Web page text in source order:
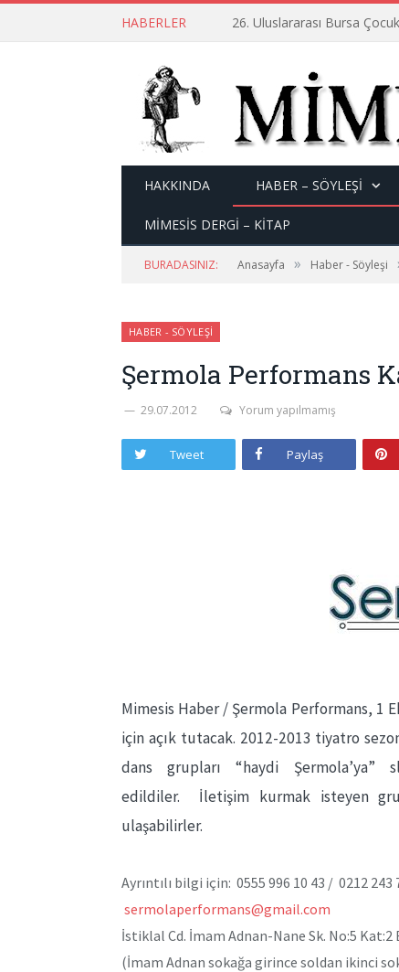
HABERLER 26. Uluslararası Bursa
HAKKINDA HABER – SÖYLEŞI
MİMESİS DERGİ – KİTAP
BURADASINIZ: Anasayfa » Haber - Söyleşi
HABER - SÖYLEŞI
Şermola Performans
29.07.2012 Yorum yapılmamış
Tweet Paylaş
Mimesis Haber / Şermola Performans, 1
için açık tutacak. 2012-2013 tiyatro
dans grupları “haydi Şermola’ya”
edildiler. İletişim kurmak isteyen
ulaşabilirler.
Ayrıntılı bilgi için: 0555 996 10 43 / 0212 243
sermolaperformans@gmail.com
İstiklal Cd. İmam Adnan-Nane Sk. No:5 Kat:2
(İmam Adnan sokağa girince soldan ikinci